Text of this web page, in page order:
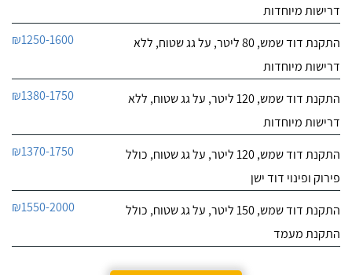
דרישות מיוחדות
התקנת דוד שמש, 80 ליטר, על גג שטוח, ללא
דרישות מיוחדות
₪1250-1600
התקנת דוד שמש, 120 ליטר, על גג שטוח, ללא
דרישות מיוחדות
₪1380-1750
התקנת דוד שמש, 120 ליטר, על גג שטוח, כולל
פירוק ופינוי דוד ישן
₪1370-1750
התקנת דוד שמש, 150 ליטר, על גג שטוח, כולל
התקנת מעמד
₪1550-2000